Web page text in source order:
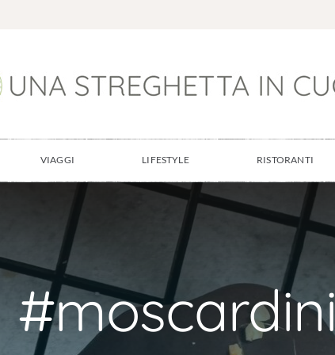
VIAGGI LIFESTYLE RISTORANTI
#moscardini